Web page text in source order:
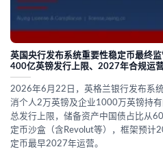
英国央行发布系统重要性稳定币最终
400亿英镑发行上限、2027年合规运
2026年6月22日，英格兰银行发布系
消个人2万英镑及企业1000万英镑持
总发行上限，储备资产中国债占比从
定币沙盒（含Revolut等），框架预计
定币最早2027年运营。